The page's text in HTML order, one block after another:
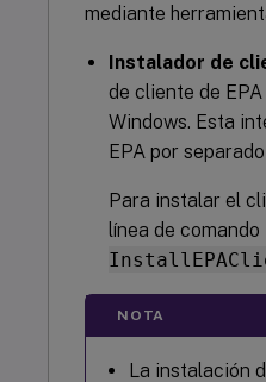
mediante
Instalador de
de cliente de
Windows. Esta
EPA por
Para instalar el
línea de comando
NOTA
La instalación